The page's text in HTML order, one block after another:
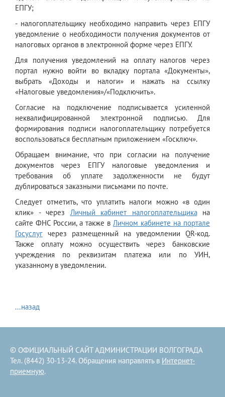
ЕПГУ;
- налогоплательщику необходимо направить через ЕПГУ
уведомление о необходимости получения документов от
налоговых органов в электронной форме через ЕПГУ.
Для получения уведомлений на оплату налогов через
портал нужно войти во вкладку портала «Документы»,
выбрать «Доходы и налоги» и нажать на ссылку
«Налоговые уведомления»/«Подключить».
Согласие на подключение подписывается усиленной
неквалифицированной электронной подписью. Для
формирования подписи налогоплательщику потребуется
воспользоваться бесплатным приложением «Госключ».
Обращаем внимание, что при согласии на получение
документов через ЕПГУ налоговые уведомления и
требования об уплате задолженности не будут
дублироваться заказными письмами по почте.
Следует отметить, что уплатить налоги можно «в один
клик» - через Личный кабинет налогоплательщикана
сайте ФНС России, а также в Личном кабинете на портале
Госуслуг через размещенный на уведомлении QR-код.
Также оплату можно осуществить через банковские
учреждения по реквизитам платежа или по УИН,
указанному в уведомлении.
...назад
© ОФИЦИАЛЬНЫЙ САЙТ АДМИНИСТРАЦИИ ВОЛГОГРАДА
Тел. (8442) 30-13-24. Обращения направлять в Интернет-
приемную.